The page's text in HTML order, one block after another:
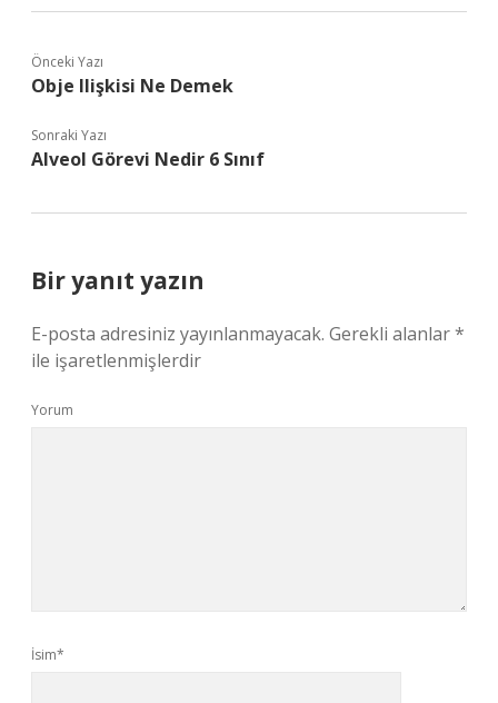
Önceki Yazı
Obje Ilişkisi Ne Demek
Sonraki Yazı
Alveol Görevi Nedir 6 Sınıf
Bir yanıt yazın
E-posta adresiniz yayınlanmayacak. Gerekli alanlar*
ile işaretlenmişlerdir
Yorum
İsim*